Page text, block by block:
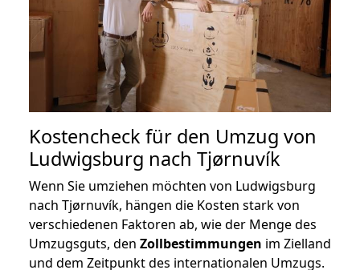
Kostencheck für den Umzug von
Ludwigsburg nach Tjørnuvík
Wenn Sie umziehen möchten von Ludwigsburg
nach Tjørnuvík, hängen die Kosten stark von
verschiedenen Faktoren ab, wie der Menge des
Umzugsguts, den Zollbestimmungen im Zielland
und dem Zeitpunkt des internationalen Umzugs.